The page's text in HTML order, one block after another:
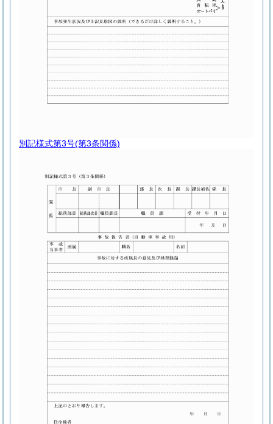
別記様式第3号(第3条関係)